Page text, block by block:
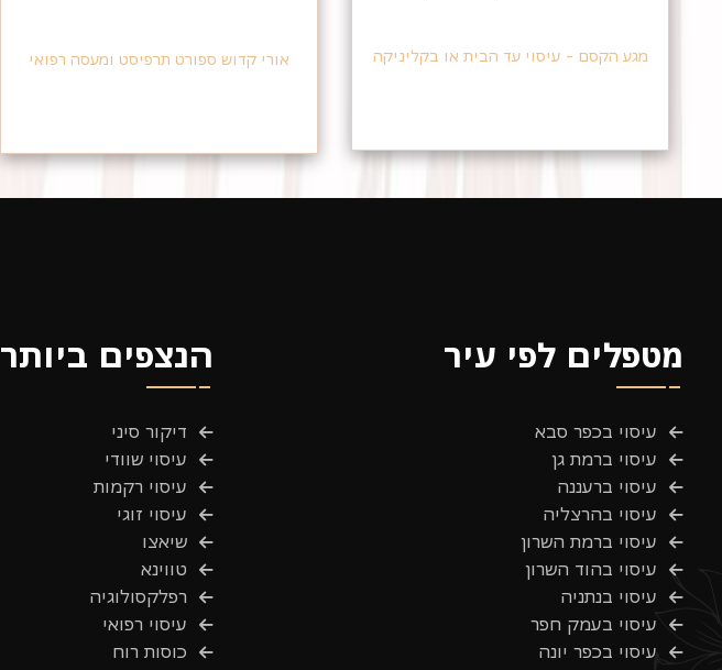
אורי קדוש ספורט תרפיסט ומעסה רפואי מגע הקסם - עיסוי עד הבית או בקליניקה
הנצפים ביותר
דיקור סיני
עיסוי שוודי
עיסוי רקמות
עיסוי זוגי
שיאצו
טווינא
רפלקסולוגיה
עיסוי רפואי
כוסות רוח
מטפלים לפי עיר
עיסוי בכפר סבא
עיסוי ברמת גן
עיסוי ברעננה
עיסוי בהרצליה
עיסוי ברמת השרון
עיסוי בהוד השרון
עיסוי בנתניה
עיסוי בעמק חפר
עיסוי בכפר יונה